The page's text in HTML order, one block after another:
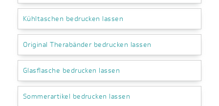
Kühltaschen bedrucken lassen
Original Therabänder bedrucken lassen
Glasflasche bedrucken lassen
Sommerartikel bedrucken lassen